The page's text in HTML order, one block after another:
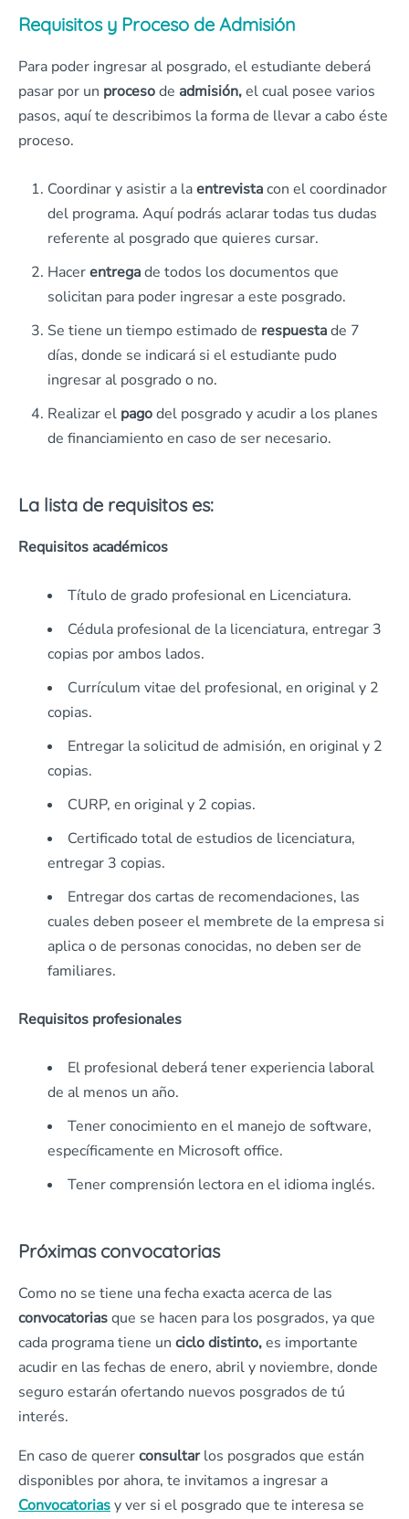
Requisitos y Proceso de Admisión
Para poder ingresar al posgrado, el estudiante deberá
pasar por un procesode admisión,el cual posee varios
pasos, aquí te describimos la forma de llevar a cabo éste
proceso.
Coordinar y asistir a laentrevistacon el coordinador
del programa. Aquí podrás aclarar todas tus dudas
referente al posgrado que quieres cursar.
Hacerentregade todos los documentos que
solicitan para poder ingresar a este posgrado.
Se tiene un tiempo estimado de respuestade 7
días, donde se indicará si el estudiante pudo
ingresar al posgrado o no.
Realizar el pagodel posgrado y acudir a los planes
de financiamiento en caso de ser necesario.
La lista de requisitos es:
Requisitos académicos
Título de grado profesional en Licenciatura.
Cédula profesional de la licenciatura, entregar 3
copias por ambos lados.
Currículum vitae del profesional, en original y 2
copias.
Entregar la solicitud de admisión, en original y 2
copias.
CURP, en original y 2 copias.
Certificado total de estudios de licenciatura,
entregar 3 copias.
Entregar dos cartas de recomendaciones, las
cuales deben poseer el membrete de la empresa si
aplica o de personas conocidas, no deben ser de
familiares.
Requisitos profesionales
El profesional deberá tener experiencia laboral
de al menos un año.
Tener conocimiento en el manejo de software,
específicamente en Microsoft office.
Tener comprensión lectora en el idioma inglés.
Próximas convocatorias
Como no se tiene una fecha exacta acerca de las
convocatoriasque se hacen para los posgrados, ya que
cada programa tiene un ciclo distinto,es importante
acudir en las fechas de enero, abril y noviembre, donde
seguro estarán ofertando nuevos posgrados de tú
interés.
En caso de quererconsultarlos posgrados que están
disponibles por ahora, te invitamos a ingresar a
Convocatoriasy ver si el posgrado que te interesa se